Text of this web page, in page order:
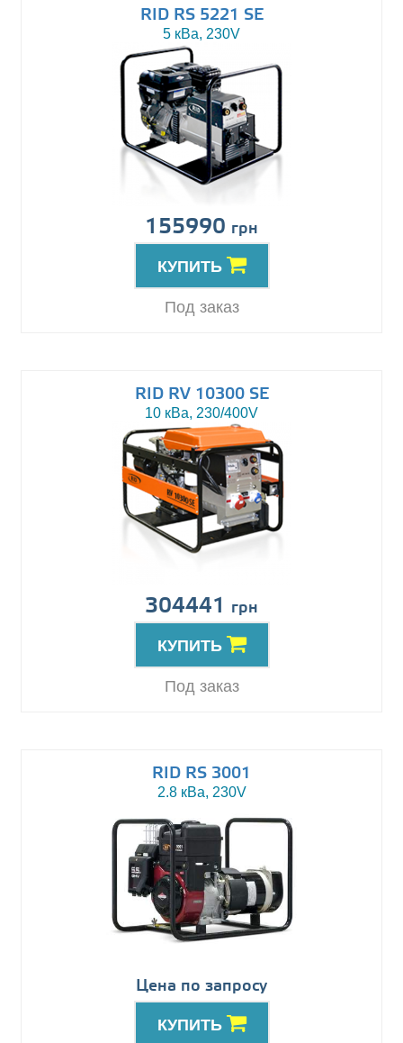
RID RS 5221 SE
5 кВа, 230V
155990 грн
КУПИТЬ
Под заказ
RID RV 10300 SE
10 кВа, 230/400V
304441 грн
КУПИТЬ
Под заказ
RID RS 3001
2.8 кВа, 230V
Цена по запросу
КУПИТЬ